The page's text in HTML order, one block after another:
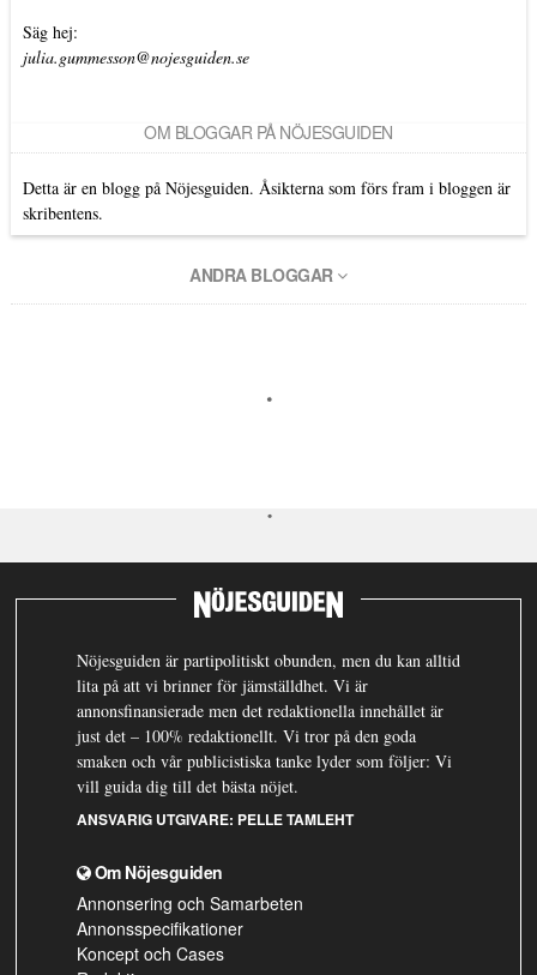
Säg hej:
julia.gummesson@nojesguiden.se
OM BLOGGAR PÅ NÖJESGUIDEN
Detta är en blogg på Nöjesguiden. Åsikterna som förs fram i bloggen är
skribentens.
ANDRA BLOGGAR
Nöjesguiden är partipolitiskt obunden, men du kan alltid
lita på att vi brinner för jämställdhet. Vi är
annonsfinansierade men det redaktionella innehållet är
just det – 100% redaktionellt. Vi tror på den goda
smaken och vår publicistiska tanke lyder som följer: Vi
vill guida dig till det bästa nöjet.
ANSVARIG UTGIVARE: PELLE TAMLEHT
Om Nöjesguiden
Annonsering och Samarbeten
Annonsspecifikationer
Koncept och Cases